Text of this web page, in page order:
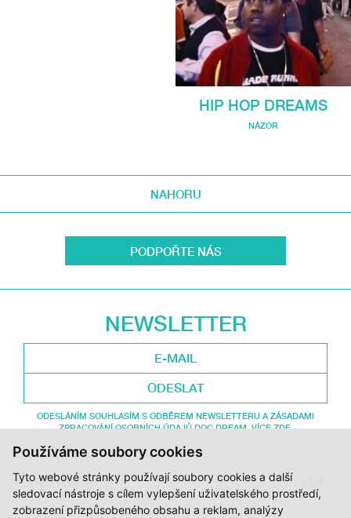
Používáme soubory cookies
Tyto webové stránky používají soubory cookies a další
sledovací nástroje s cílem vylepšení uživatelského prostředí,
zobrazení přizpůsobeného obsahu a reklam, analýzy
HIP HOP DREAMS
NÁZOR
NAHORU
PODPOŘTE NÁS
NEWSLETTER
ODESLAT
ODESLÁNÍM SOUHLASÍM S ODBĚREM NEWSLETTERU A ZÁSADAMI
ZPRACOVÁNÍ OSOBNÍCH ÚDAJŮ DOC.DREAM. VÍCE ZDE.
JI.HLAVA